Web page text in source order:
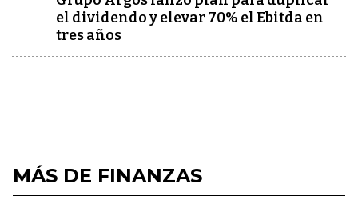
el dividendo y elevar 70% el Ebitda en
tres años
MÁS DE FINANZAS